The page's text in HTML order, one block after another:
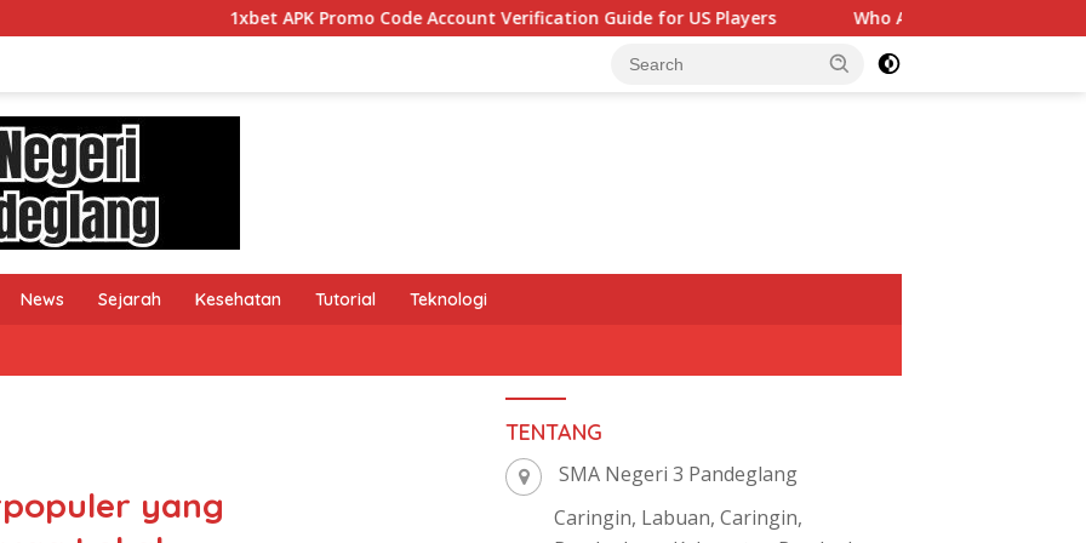
1xbet APK Promo Code Account Verification Guide for US Players Who Are the Top OnlyFans Creators?
News Sejarah Kesehatan Tutorial Teknologi
yang
TENTANG
SMA Negeri 3 Pandeglang
Caringin, Labuan, Caringin,